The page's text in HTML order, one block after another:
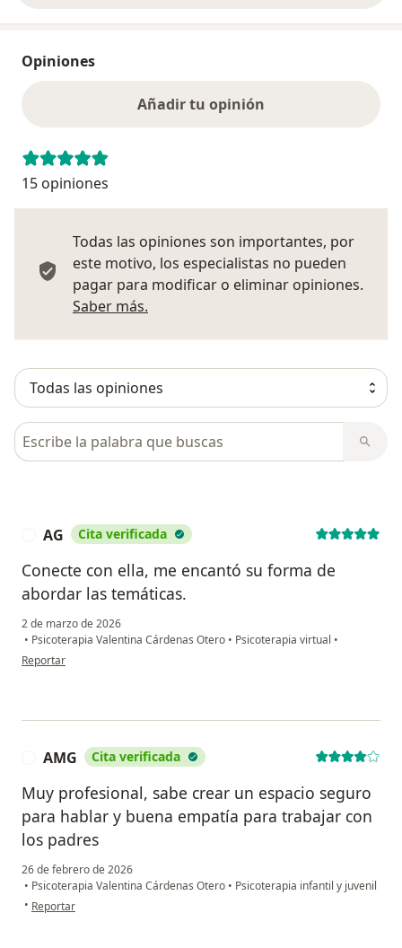
Opiniones
Añadir tu opinión
15 opiniones
Todas las opiniones son importantes, por
este motivo, los especialistas no pueden
pagar para modificar o eliminar opiniones.
Saber más.
Busca en opiniones
AG Cita verificada
Conecte con ella, me encantó su forma de
abordar las temáticas.
2 de marzo de 2026
• Psicoterapia Valentina Cárdenas Otero • Psicoterapia virtual •
en opinión del usuario AG
Reportar
AMG Cita verificada
Muy profesional, sabe crear un espacio seguro
para hablar y buena empatía para trabajar con
los padres
26 de febrero de 2026
• Psicoterapia Valentina Cárdenas Otero • Psicoterapia infantil y juvenil
• en opinión del usuario AMG
Reportar